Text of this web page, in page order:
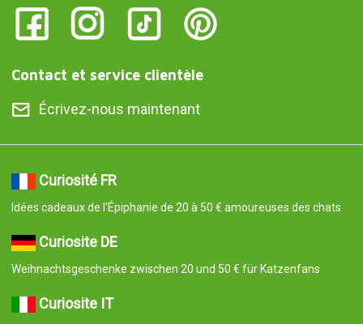
Contact et service clientèle
Écrivez-nous maintenant
Curiosité FR
Idées cadeaux de l'Épiphanie de 20 à 50 € amoureuses des chats
Curiosite DE
Weihnachtsgeschenke zwischen 20 und 50 € für Katzenfans
Curiosite IT